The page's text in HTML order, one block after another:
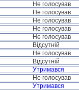
Не голосував
Не голосував
Не голосував
Не голосував
Не голосував
Відсутній
Не голосував
Відсутній
Утримався
Не голосував
Утримався